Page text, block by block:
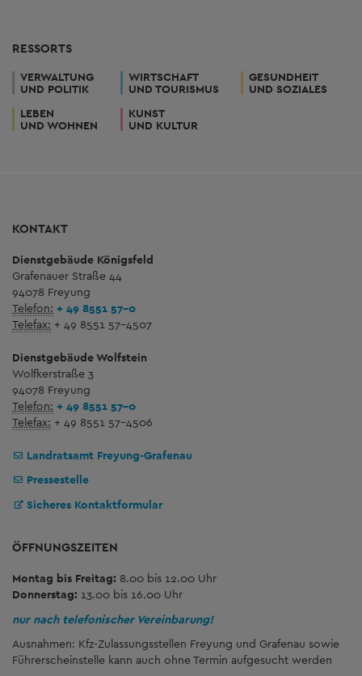
RESSORTS
VERWALTUNG
UND POLITIK
WIRTSCHAFT
UND TOURISMUS
GESUNDHEIT
UND SOZIALES
LEBEN
UND WOHNEN
KUNST
UND KULTUR
KONTAKT
Dienstgebäude Königsfeld
Grafenauer Straße 44
94078 Freyung
Telefon: + 49 8551 57-0
Telefax: + 49 8551 57-4507
Dienstgebäude Wolfstein
Wolfkerstraße 3
94078 Freyung
Telefon: + 49 8551 57-0
Telefax: + 49 8551 57-4506
Landratsamt Freyung-Grafenau
Pressestelle
Sicheres Kontaktformular
ÖFFNUNGSZEITEN
Montag bis Freitag: 8.00 bis 12.00 Uhr
Donnerstag: 13.00 bis 16.00 Uhr
nur nach telefonischer Vereinbarung!
Ausnahmen: Kfz-Zulassungsstellen Freyung und Grafenau sowie
Führerscheinstelle kann auch ohne Termin aufgesucht werden